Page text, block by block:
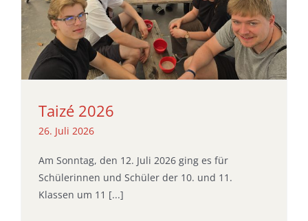
Taizé 2026
26. Juli 2026
Am Sonntag, den 12. Juli 2026 ging es für
Schülerinnen und Schüler der 10. und 11.
Klassen um 11 [...]